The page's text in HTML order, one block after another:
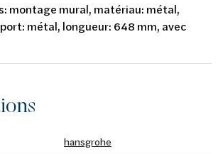
montage mural, matériau: métal,
métal, longueur: 648 mm, avec
diamètre du trou de perçage: 6 mm.
hansgrohe